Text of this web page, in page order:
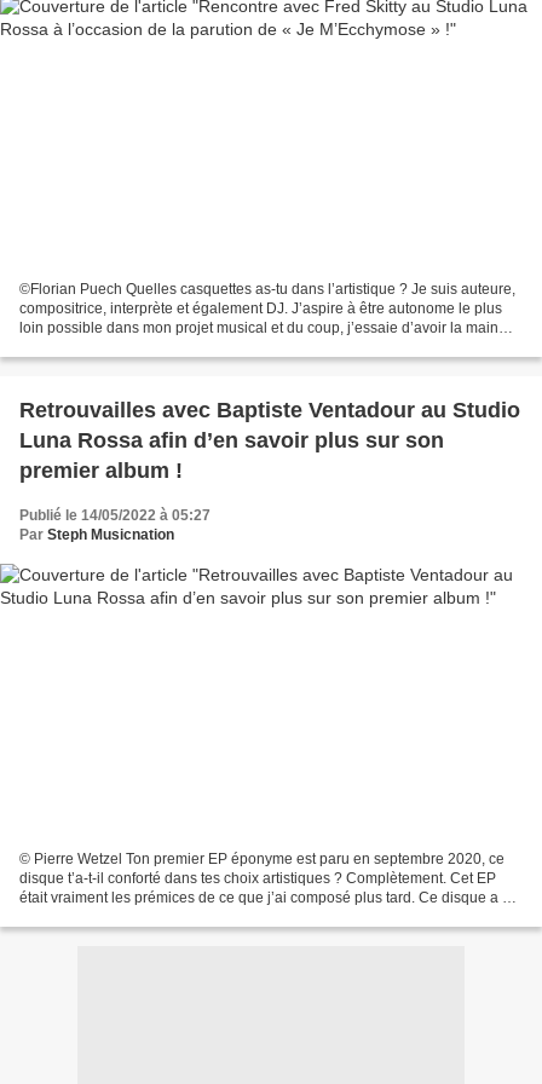
©Florian Puech Quelles casquettes as-tu dans l’artistique ? Je suis auteure,
compositrice, interprète et également DJ. J’aspire à être autonome le plus
loin possible dans mon projet musical et du coup, j’essaie d’avoir la main
Retrouvailles avec Baptiste Ventadour au Studio
Luna Rossa afin d’en savoir plus sur son
premier album !
Publié le 14/05/2022 à 05:27
Par Steph Musicnation
© Pierre Wetzel Ton premier EP éponyme est paru en septembre 2020, ce
disque t’a-t-il conforté dans tes choix artistiques ? Complètement. Cet EP
était vraiment les prémices de ce que j’ai composé plus tard. Ce disque a été